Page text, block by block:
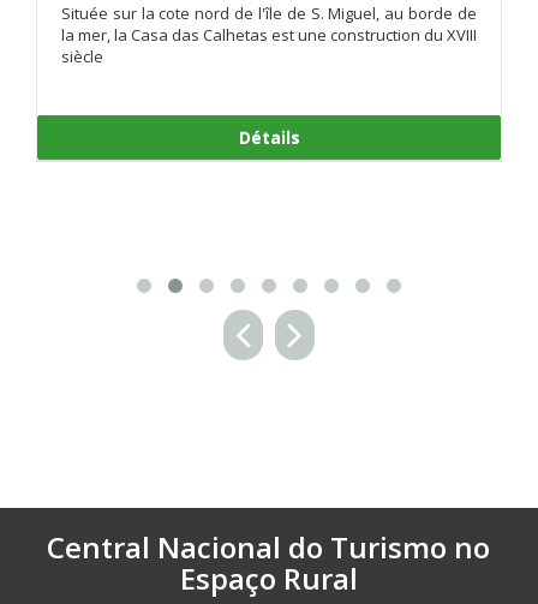
Située sur la cote nord de l'île de S. Miguel, au borde de
la mer, la Casa das Calhetas est une construction du XVIII
siècle
Détails
Central Nacional do Turismo no
Espaço Rural